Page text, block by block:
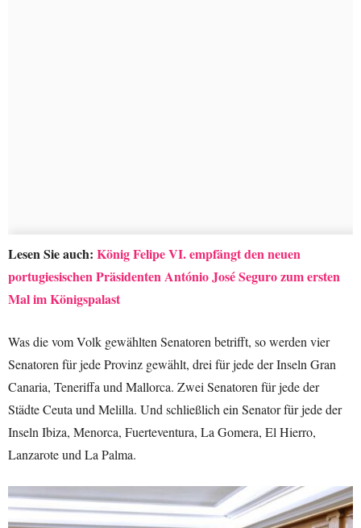
Lesen Sie auch: König Felipe VI. empfängt den neuen
portugiesischen Präsidenten António José Seguro zum ersten
Mal im Königspalast
Was die vom Volk gewählten Senatoren betrifft, so werden vier
Senatoren für jede Provinz gewählt, drei für jede der Inseln Gran
Canaria, Teneriffa und Mallorca. Zwei Senatoren für jede der
Städte Ceuta und Melilla. Und schließlich ein Senator für jede der
Inseln Ibiza, Menorca, Fuerteventura, La Gomera, El Hierro,
Lanzarote und La Palma.